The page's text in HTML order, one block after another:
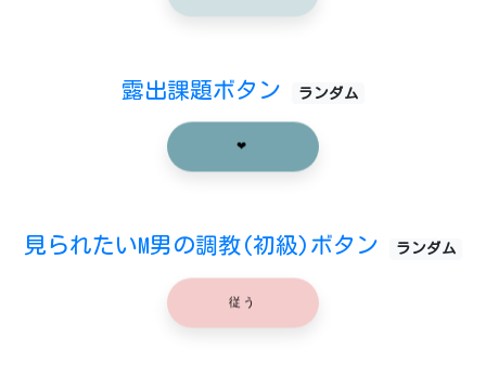
露出課題ボタン ランダム
❤
見られたいM男の調教(初級)ボタン ランダム
従う